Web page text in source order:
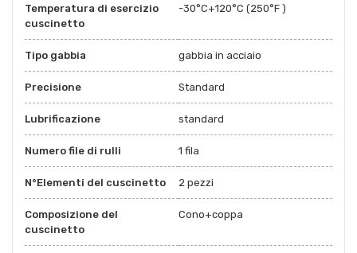
Temperatura di esercizio
cuscinetto
-30°C+120°C (250°F )
Tipo gabbia gabbia in acciaio
Precisione Standard
Lubrificazione standard
Numero file di rulli 1 fila
N°Elementi del cuscinetto 2 pezzi
Composizione del
cuscinetto
Cono+coppa